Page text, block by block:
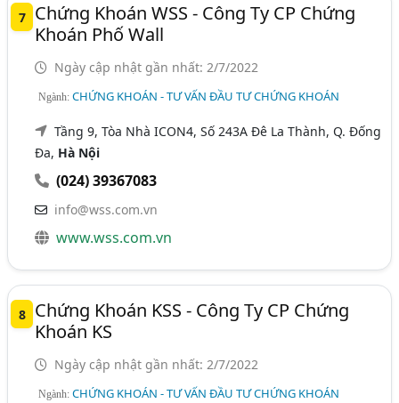
7
Chứng Khoán WSS - Công Ty CP Chứng
Khoán Phố Wall
Ngày cập nhật gần nhất: 2/7/2022
Ngành:CHỨNG KHOÁN - TƯ VẤN ĐẦU TƯ CHỨNG KHOÁN
Tầng 9, Tòa Nhà ICON4, Số 243A Đê La Thành, Q. Đống
Đa, Hà Nội
(024) 39367083
info@wss.com.vn
www.wss.com.vn
8
Chứng Khoán KSS - Công Ty CP Chứng
Khoán KS
Ngày cập nhật gần nhất: 2/7/2022
Ngành:CHỨNG KHOÁN - TƯ VẤN ĐẦU TƯ CHỨNG KHOÁN